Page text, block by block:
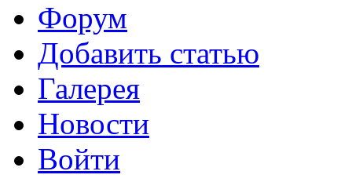
Форум
Добавить статью
Галерея
Новости
Войти